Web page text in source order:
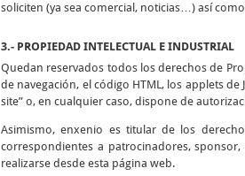
soliciten (ya sea comercial, noticias…) así
3.- PROPIEDAD INTELECTUAL E INDUSTRIAL
Quedan reservados todos los derechos de
de navegación, el código HTML, los applets
site” o, en cualquier caso, dispone de
Asimismo, enxenio es titular de los
correspondientes a patrocinadores,
realizarse desde esta página web.